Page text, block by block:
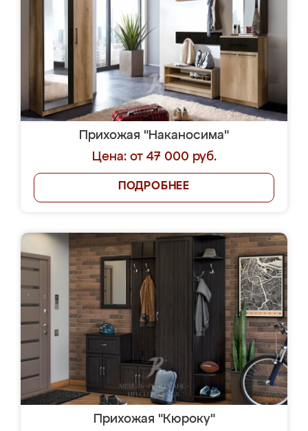
Прихожая "Наканосима"
Цена: от 47 000 руб.
ПОДРОБНЕЕ
Прихожая "Кюроку"